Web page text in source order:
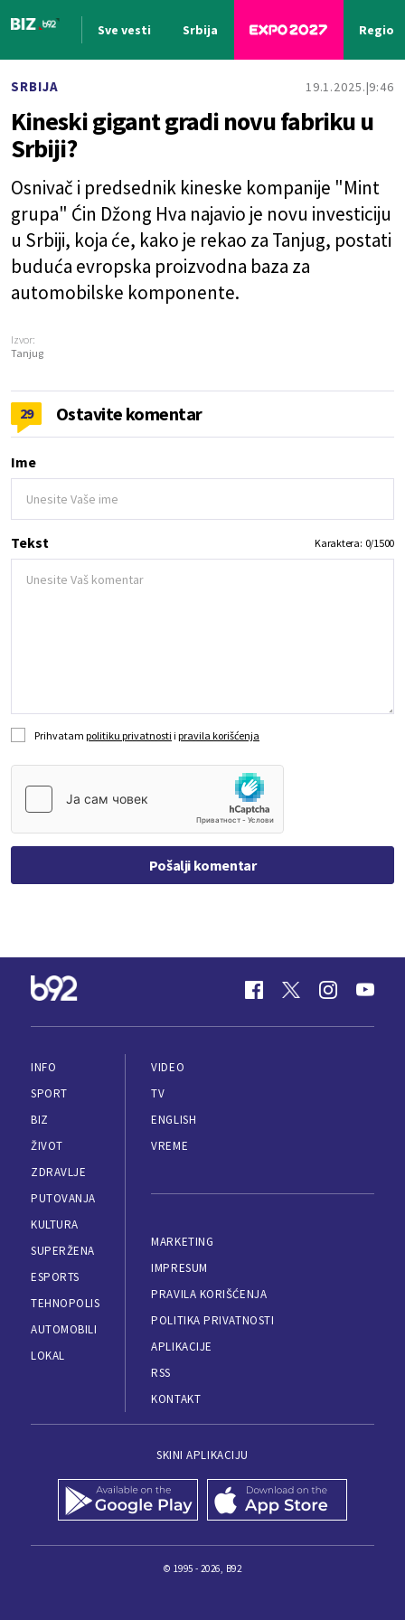
Sve vesti Srbija Region
SRBIJA 19.1.2025. 9:46
Kineski gigant gradi novu fabriku u
Srbiji?
Osnivač i predsednik kineske kompanije "Mint
grupa" Ćin Džong Hva najavio je novu investiciju
u Srbiji, koja će, kako je rekao za Tanjug, postati
buduća evropska proizvodna baza za
automobilske komponente.
Izvor:
Tanjug
29 Ostavite komentar
Ime
Tekst Karaktera: 0/1500
Prihvatam politiku privatnosti i pravila korišćenja
Pošalji komentar
INFO
SPORT
BIZ
ŽIVOT
ZDRAVLJE
PUTOVANJA
KULTURA
SUPERŽENA
ESPORTS
TEHNOPOLIS
AUTOMOBILI
LOKAL
VIDEO
TV
ENGLISH
VREME
MARKETING
IMPRESUM
PRAVILA KORIŠĆENJA
POLITIKA PRIVATNOSTI
APLIKACIJE
RSS
KONTAKT
SKINI APLIKACIJU
© 1995 - 2026, B92